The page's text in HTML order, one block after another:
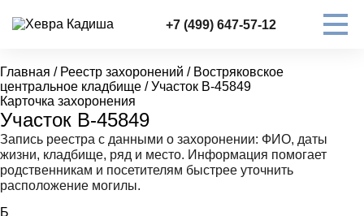
+7 (499) 647-57-12
Главная / Реестр захоронений / Востряковское
центральное кладбище / Участок В-45849
Карточка захоронения
Участок В-45849
Запись реестра с данными о захоронении: ФИО, даты
жизни, кладбище, ряд и место. Информация помогает
родственникам и посетителям быстрее уточнить
расположение могилы.
Б